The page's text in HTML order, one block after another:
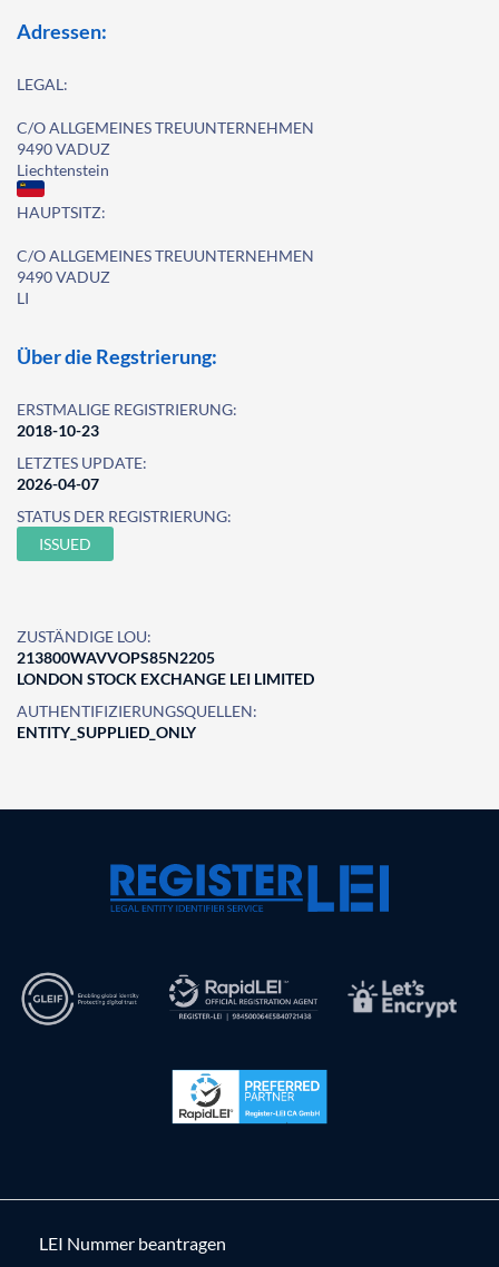
Adressen:
LEGAL:
C/O ALLGEMEINES TREUUNTERNEHMEN
9490 VADUZ
Liechtenstein
HAUPTSITZ:
C/O ALLGEMEINES TREUUNTERNEHMEN
9490 VADUZ
LI
Über die Regstrierung:
ERSTMALIGE REGISTRIERUNG:
2018-10-23
LETZTES UPDATE:
2026-04-07
STATUS DER REGISTRIERUNG:
ISSUED
ZUSTÄNDIGE LOU:
213800WAVVOPS85N2205
LONDON STOCK EXCHANGE LEI LIMITED
AUTHENTIFIZIERUNGSQUELLEN:
ENTITY_SUPPLIED_ONLY
LEI Nummer beantragen